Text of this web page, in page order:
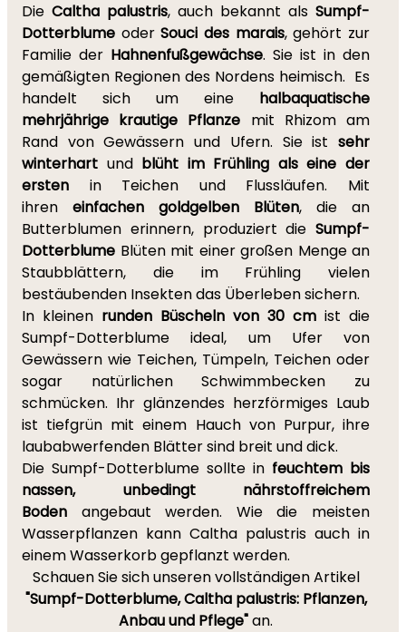
Die Caltha palustris, auch bekannt als Sumpf-
Dotterblume oderSouci des marais, gehört zur
Familie der Hahnenfußgewächse. Sie ist in den
gemäßigten Regionen des Nordens heimisch. Es
handelt sich um eine halbaquatische
mehrjährige krautige Pflanze mit Rhizom am
Rand von Gewässern und Ufern. Sie ist sehr
winterhart und blüht im Frühling als eine der
ersten in Teichen und Flussläufen. Mit
ihren einfachen goldgelben Blüten, die an
Butterblumen erinnern, produziert die Sumpf-
Dotterblume Blüten mit einer großen Menge an
Staubblättern, die im Frühling vielen
bestäubenden Insekten das Überleben sichern.
In kleinen runden Büscheln von 30 cm ist die
Sumpf-Dotterblume ideal, um Ufer von
Gewässern wie Teichen, Tümpeln, Teichen oder
sogar natürlichen Schwimmbecken zu
schmücken. Ihr glänzendes herzförmiges Laub
ist tiefgrün mit einem Hauch von Purpur, ihre
laubabwerfenden Blätter sind breit und dick.
Die Sumpf-Dotterblume sollte in feuchtem bis
nassen, unbedingt nährstoffreichem
Boden angebaut werden. Wie die meisten
Wasserpflanzen kann Caltha palustris auch in
einem Wasserkorb gepflanzt werden.
Schauen Sie sich unseren vollständigen Artikel
"Sumpf-Dotterblume, Caltha palustris: Pflanzen,
Anbau und Pflege"an.